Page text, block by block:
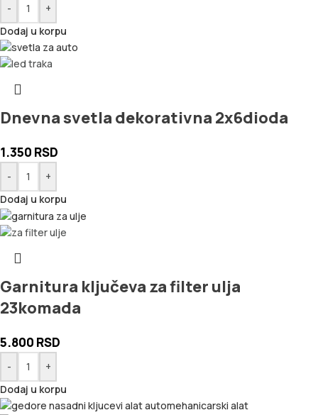
-
+
Dodaj u korpu
Dnevna svetla dekorativna 2x6dioda
1.350 RSD
-
+
Dodaj u korpu
Garnitura ključeva za filter ulja
23komada
5.800 RSD
-
+
Dodaj u korpu